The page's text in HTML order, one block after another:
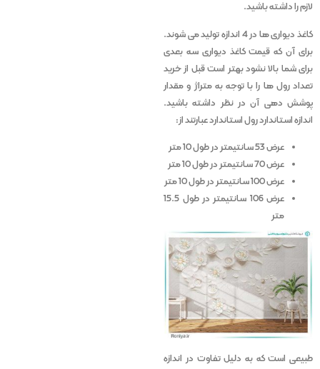
لازم را داشته باشید.
کاغذ دیواری ها در 4 اندازه تولید می شوند.
برای آن که قیمت کاغذ دیواری سه بعدی
برای شما بالا نشود بهتر است قبل از خرید
تعداد رول ها را با توجه به متراژ و مقدار
پوشش دهی آن در نظر داشته باشید.
اندازه استاندارد رول استاندارد عبارتند از:
عرض 53 سانتیمتر در طول 10 متر
عرض 70 سانتیمتر در طول 10 متر
عرض 100 سانتیمتر در طول 10 متر
عرض 106 سانتیمتر در طول 15.5
متر
طبیعی است که به دلیل تفاوت در اندازه